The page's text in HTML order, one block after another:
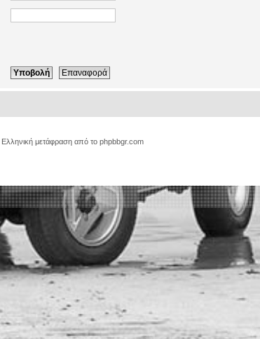
Ελληνική μετάφραση από το phpbbgr.com